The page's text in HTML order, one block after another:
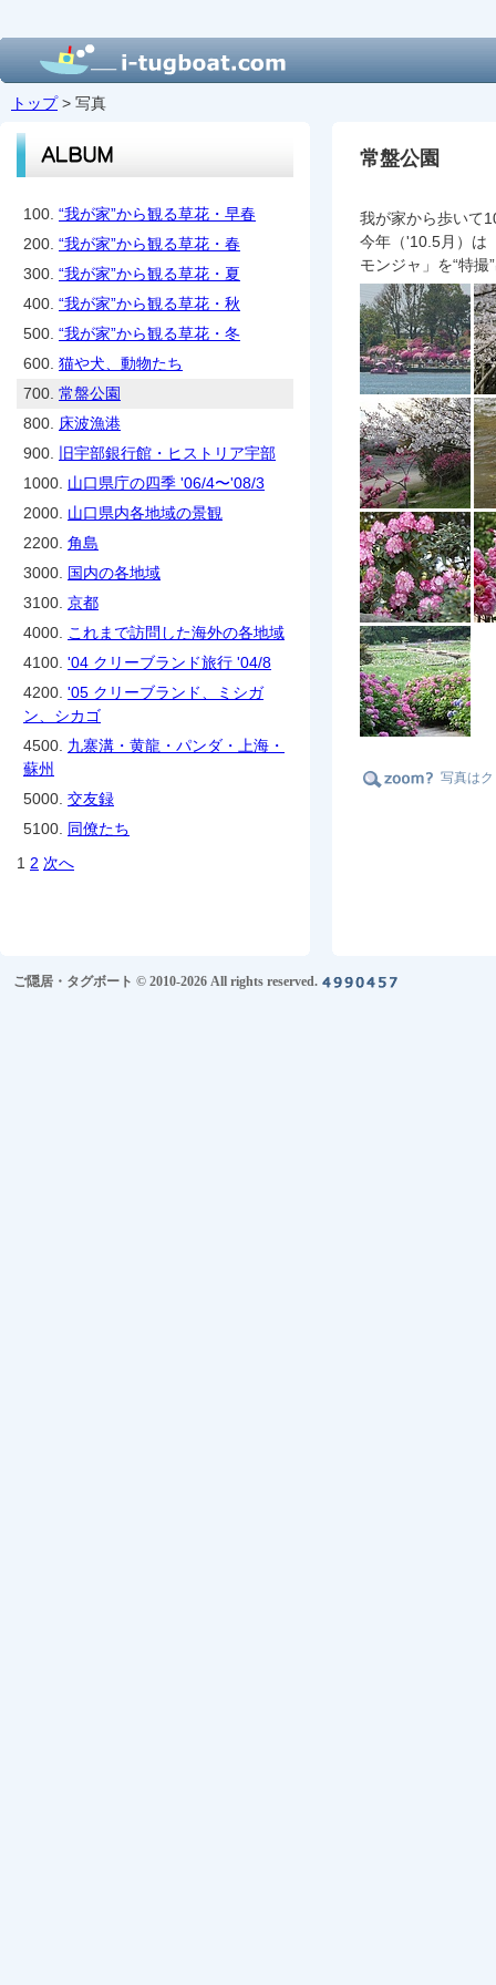
トップ> 写真
100. “我が家”から観る草花・早春
200. “我が家”から観る草花・春
300. “我が家”から観る草花・夏
400. “我が家”から観る草花・秋
500. “我が家”から観る草花・冬
600. 猫や犬、動物たち
700. 常盤公園
800.
床波漁港
900.
旧宇部銀行館・ヒストリア宇部
1000. 山口県庁の四季 '06/4〜'08/3
2000. 山口県内各地域の景観
2200. 角島
3000. 国内の各地域
3100. 京都
4000.
これまで訪問した海外の各地域
4100. '04 クリーブランド旅行 '04/8
4200. '05 クリーブランド、ミシガ
ン、シカゴ
4500. 九寨溝・黄龍・パンダ・上海・
蘇州
5000. 交友録
5100. 同僚たち
1 2 次へ
常盤公園
我が家から歩いて
今年（'10.5月）は
モンジャ」を“特
写真は
ご隠居・タグボート © 2010-2026 All rights reserved.